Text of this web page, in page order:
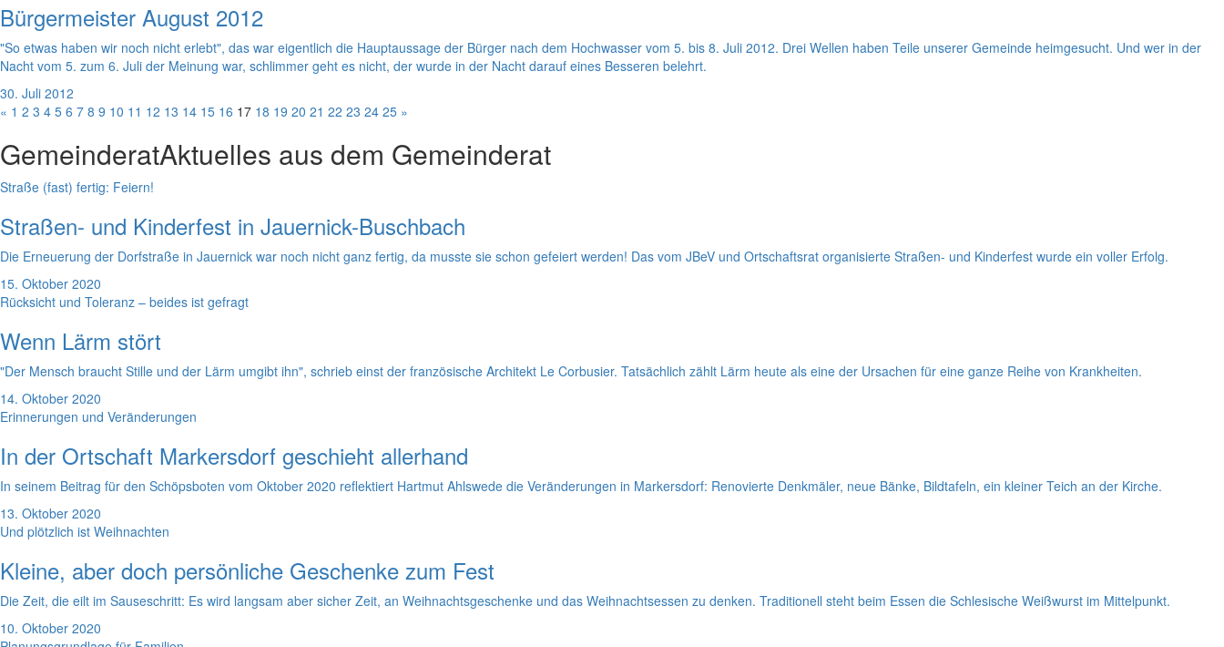
Bürgermeister August 2012
"So etwas haben wir noch nicht erlebt", das war eigentlich die Hauptaussage der Bürger nach dem Hochwasser vom 5. bis 8. Juli 2012. Drei Wellen haben Teile unserer Gemeinde heimgesucht. Und wer in der
Nacht vom 5. zum 6. Juli der Meinung war, schlimmer geht es nicht, der wurde in der Nacht darauf eines Besseren belehrt.
30. Juli 2012
« 1 2 3 4 5 6 7 8 9 10 11 12 13 14 15 16 17 18 19 20 21 22 23 24 25 »
GemeinderatAktuelles aus dem Gemeinderat
Straße (fast) fertig: Feiern!
Straßen- und Kinderfest in Jauernick-Buschbach
Die Erneuerung der Dorfstraße in Jauernick war noch nicht ganz fertig, da musste sie schon gefeiert werden! Das vom JBeV und Ortschaftsrat organisierte Straßen- und Kinderfest wurde ein voller Erfolg.
15. Oktober 2020
Rücksicht und Toleranz – beides ist gefragt
Wenn Lärm stört
"Der Mensch braucht Stille und der Lärm umgibt ihn", schrieb einst der französische Architekt Le Corbusier. Tatsächlich zählt Lärm heute als eine der Ursachen für eine ganze Reihe von Krankheiten.
14. Oktober 2020
Erinnerungen und Veränderungen
In der Ortschaft Markersdorf geschieht allerhand
In seinem Beitrag für den Schöpsboten vom Oktober 2020 reflektiert Hartmut Ahlswede die Veränderungen in Markersdorf: Renovierte Denkmäler, neue Bänke, Bildtafeln, ein kleiner Teich an der Kirche.
13. Oktober 2020
Und plötzlich ist Weihnachten
Kleine, aber doch persönliche Geschenke zum Fest
Die Zeit, die eilt im Sauseschritt: Es wird langsam aber sicher Zeit, an Weihnachtsgeschenke und das Weihnachtsessen zu denken. Traditionell steht beim Essen die Schlesische Weißwurst im Mittelpunkt.
10. Oktober 2020